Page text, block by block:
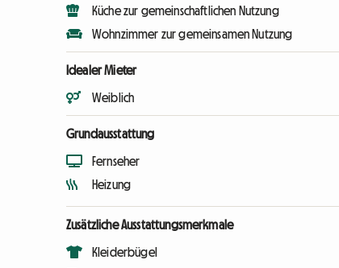
Küche zur gemeinschaftlichen Nutzung
Wohnzimmer zur gemeinsamen Nutzung
Idealer Mieter
Weiblich
Grundausstattung
Fernseher
Heizung
Zusätzliche Ausstattungsmerkmale
Kleiderbügel